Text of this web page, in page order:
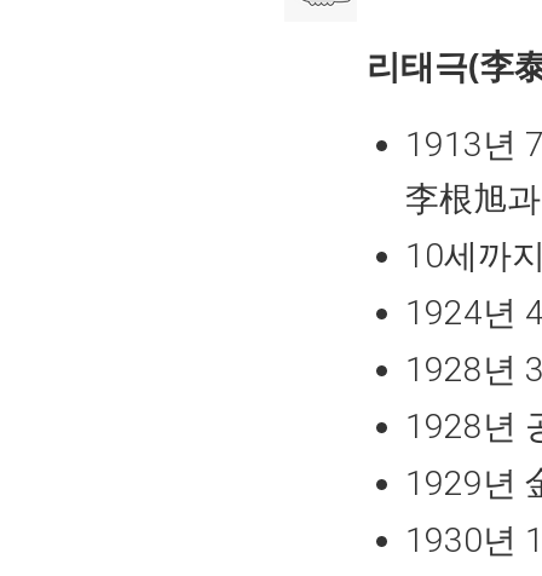
리태극(李
1913년
李根旭
10세까
1924년
1928년
1928년
1929년
1930년